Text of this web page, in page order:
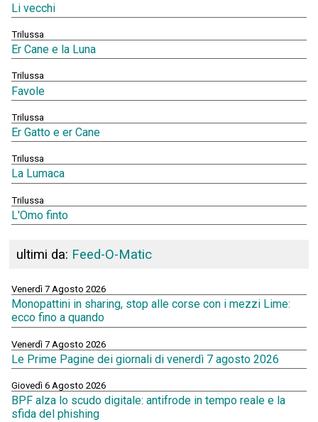
Li vecchi
Trilussa
Er Cane e la Luna
Trilussa
Favole
Trilussa
Er Gatto e er Cane
Trilussa
La Lumaca
Trilussa
L'Omo finto
ultimi da: Feed-O-Matic
Venerdì 7 Agosto 2026
Monopattini in sharing, stop alle corse con i mezzi Lime:
ecco fino a quando
Venerdì 7 Agosto 2026
Le Prime Pagine dei giornali di venerdì 7 agosto 2026
Giovedì 6 Agosto 2026
BPF alza lo scudo digitale: antifrode in tempo reale e la
sfida del phishing